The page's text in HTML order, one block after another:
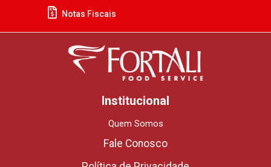
Notas Fiscais
Institucional
Quem Somos
Fale Conosco